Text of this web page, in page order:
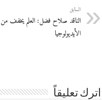
السابق
الناقد صلاح فضل: العلم يخفف
الأيديولوجيا
اترك تعليقاً